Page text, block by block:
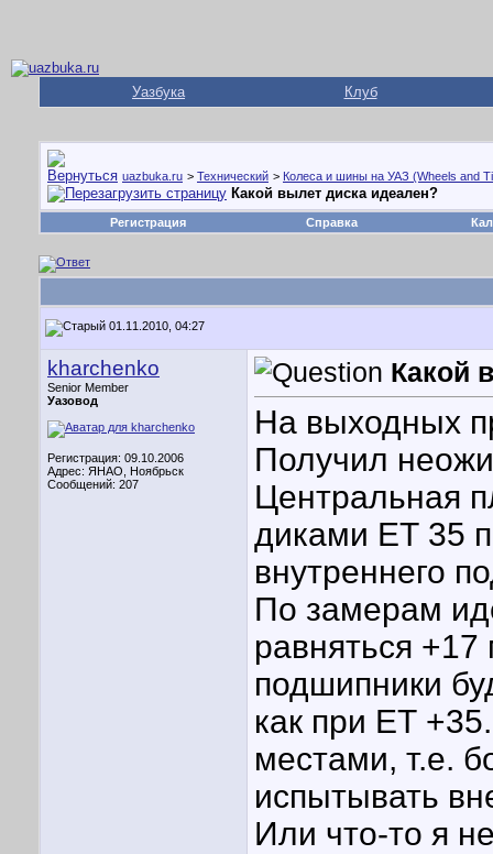
Уазбука Клуб
uazbuka.ru > Технический > Колеса и шины на УАЗ (Wheels and
Какой вылет диска идеален?
Регистрация Справка
01.11.2010, 04:27
kharchenko
Senior Member
Уазовод
Регистрация: 09.10.2006
Адрес: ЯНАО, Ноябрьск
Сообщений: 207
Какой
На выходных
Получил
Центральная
диками ЕТ 35
внутреннего
По замерам
равняться
подшипники
как при ЕТ
местами, т.е.
испытывать
Или что-то я